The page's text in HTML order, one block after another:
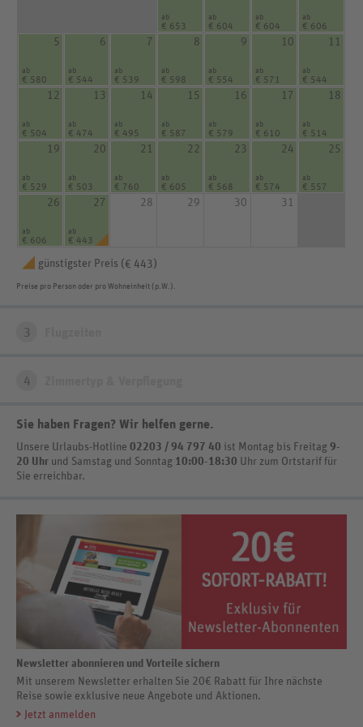
ab
€ 653
ab
€ 604
ab
€ 604
ab
€ 606
5
ab
€ 580
6
ab
€ 544
7
ab
€ 539
8
ab
€ 598
9
ab
€ 554
10
ab
€ 571
11
ab
€ 544
12
ab
€ 504
13
ab
€ 474
14
ab
€ 495
15
ab
€ 587
16
ab
€ 579
17
ab
€ 610
18
ab
€ 514
19
ab
€ 529
20
ab
€ 503
21
ab
€ 760
22
ab
€ 605
23
ab
€ 568
24
ab
€ 574
25
ab
€ 557
26
ab
€ 606
27
ab
€ 443
28 29 30 31
günstigster Preis (€ 443)
Preise pro Person oder pro Wohneinheit (p.W.).
3
4
Sie haben Fragen? Wir helfen gerne.
Unsere Urlaubs-Hotline 02203 / 94 797 40 ist Montag bis Freitag 9-
20 Uhr und Samstag und Sonntag 10:00-18:30 Uhr zum Ortstarif für
Sie erreichbar.
Newsletter abonnieren und Vorteile sichern
Mit unserem Newsletter erhalten Sie 20€ Rabatt für Ihre nächste
Reise sowie exklusive neue Angebote und Aktionen.
Jetzt anmelden